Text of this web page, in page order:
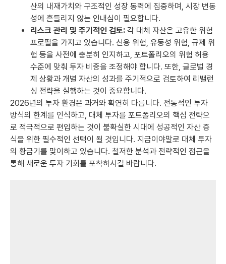
산의 내재가치와 구조적인 성장 동력에 집중하며, 시장 변동
성에 흔들리지 않는 인내심이 필요합니다.
리스크 관리 및 주기적인 검토: 각 대체 자산은 고유한 위험
프로필을 가지고 있습니다. 신용 위험, 유동성 위험, 규제 위
험 등을 사전에 충분히 인지하고, 포트폴리오의 위험 허용
수준에 맞춰 투자 비중을 조정해야 합니다. 또한, 글로벌 경
제 상황과 개별 자산의 성과를 주기적으로 검토하여 리밸런
싱 전략을 실행하는 것이 중요합니다.
2026년의 투자 환경은 과거와 확연히 다릅니다. 전통적인 투자
방식의 한계를 인식하고, 대체 투자를 포트폴리오의 핵심 전략으
로 적극적으로 편입하는 것이 불확실한 시대에 성공적인 자산 증
식을 위한 필수적인 선택이 될 것입니다. 지금이야말로 대체 투자
의 황금기를 맞이하고 있습니다. 철저한 분석과 전략적인 접근을
통해 새로운 투자 기회를 포착하시길 바랍니다.